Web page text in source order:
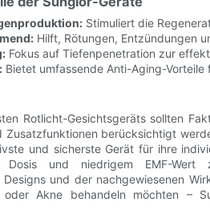
Stimuliert die
Hilft, Rötungen, Entzündungen
Fokus auf Tiefenpenetration zur
Bietet umfassende Anti-Aging-Vorteile
Rotlicht-Gesichtsgeräts sollten
Zusatzfunktionen berücksichtigt
und sicherste Gerät für ihre
und niedrigem EMF-Wert
und der nachgewiesenen
oder Akne behandeln möchten –